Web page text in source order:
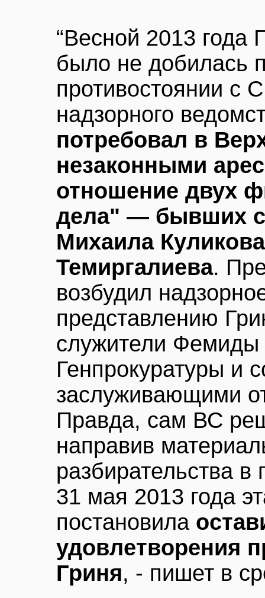
“Весной 2013 года
было не добилась
противостоянии с
надзорного
потребовал в
незаконными
отношение двух
дела" — бывших
Михаила
Темиргалиева.
возбудил
представлению
служители Фемиды
Генпрокуратуры и
заслуживающими
Правда, сам ВС
направив
разбирательства
31 мая 2013 года
постановила
удовлетворения
Гриня, - пишет в